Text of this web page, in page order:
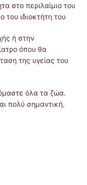
στο περιλαίμιο του
του ιδιοκτήτη του
ή στην
όπου θα
της υγείας του
όλα τα ζώα.
πολύ σημαντική.